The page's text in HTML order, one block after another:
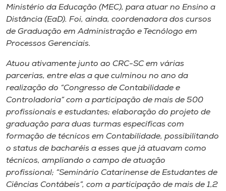
Ministério da Educação (MEC), para atuar no Ensino a
Distância (EaD). Foi, ainda, coordenadora dos cursos
de Graduação em Administração e Tecnólogo em
Processos Gerenciais.
Atuou ativamente junto ao CRC-SC em várias
parcerias, entre elas a que culminou no ano da
realização do “Congresso de Contabilidade e
Controladoria” com a participação de mais de 500
profissionais e estudantes; elaboração do projeto de
graduação para duas turmas específicas com
formação de técnicos em Contabilidade, possibilitando
o status de bacharéis a esses que já atuavam como
técnicos, ampliando o campo de atuação
profissional; “Seminário Catarinense de Estudantes de
Ciências Contábeis”, com a participação de mais de 1,2